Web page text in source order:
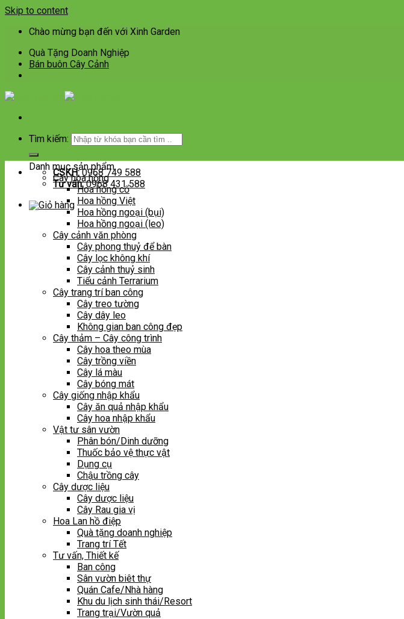
Skip to content
Chào mừng bạn đến với Xinh Garden
Quà Tặng Doanh Nghiệp
Bán buôn Cây Cảnh
Tìm kiếm:
CSKH:0968 749 588
Tư vấn:0968 431 588
Danh mục sản phẩm
Cây hoa hồng
Hoa hồng cổ
Hoa hồng Việt
Hoa hồng ngoại (bụi)
Hoa hồng ngoại (leo)
Cây cảnh văn phòng
Cây phong thuỷ để bàn
Cây lọc không khí
Cây cảnh thuỷ sinh
Tiểu cảnh Terrarium
Cây trang trí ban công
Cây treo tường
Cây dây leo
Không gian ban công đẹp
Cây thảm – Cây công trình
Cây hoa theo mùa
Cây trồng viền
Cây lá màu
Cây bóng mát
Cây giống nhập khẩu
Cây ăn quả nhập khẩu
Cây hoa nhập khẩu
Vật tư sân vườn
Phân bón/Dinh dưỡng
Thuốc bảo vệ thực vật
Dụng cụ
Chậu trồng cây
Cây dược liệu
Cây dược liệu
Cây Rau gia vị
Hoa Lan hồ điệp
Quà tặng doanh nghiệp
Trang trí Tết
Tư vấn, Thiết kế
Ban công
Sân vườn biêt thự
Quán Cafe/Nhà hàng
Khu du lịch sinh thái/Resort
Trang trại/Vườn quả